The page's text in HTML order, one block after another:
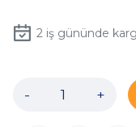
2iş gününde
- +